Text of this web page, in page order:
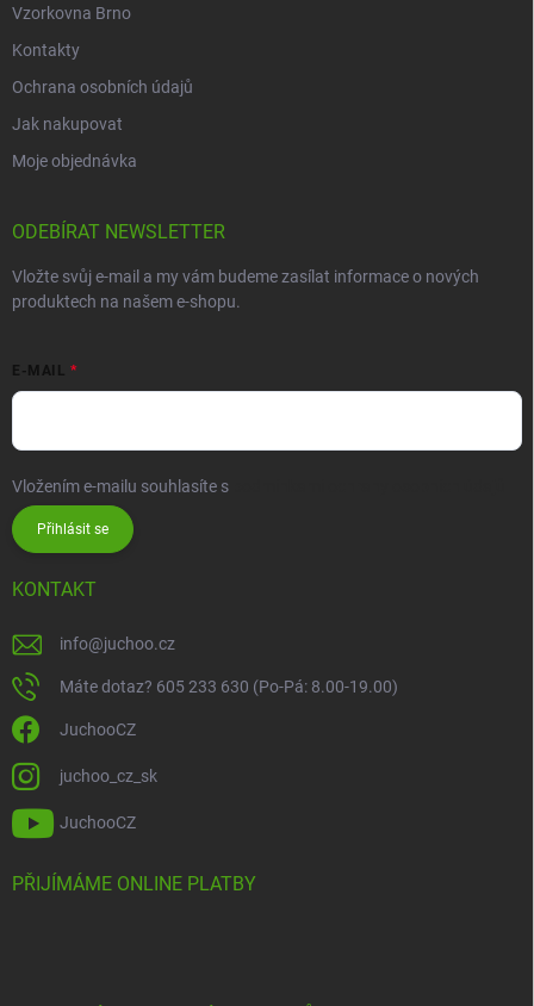
Vzorkovna Brno
Kontakty
Ochrana osobních údajů
Jak nakupovat
Moje objednávka
ODEBÍRAT NEWSLETTER
Vložte svůj e-mail a my vám budeme zasílat informace o nových
produktech na našem e-shopu.
E-MAIL
Vložením e-mailu souhlasíte s
Přihlásit se
KONTAKT
info@juchoo.cz
Máte dotaz? 605 233 630 (Po-Pá: 8.00-19.00)
JuchooCZ
juchoo_cz_sk
JuchooCZ
PŘIJÍMÁME ONLINE PLATBY